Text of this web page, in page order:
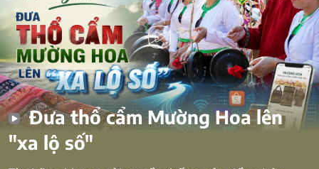
Đưa thổ cẩm Mường Hoa lên
"xa lộ số"